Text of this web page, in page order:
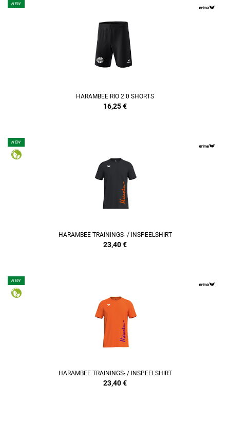
NEW
HARAMBEE RIO 2.0 SHORTS
16,25€
NEW
HARAMBEE TRAININGS- / INSPEELSHIRT
23,40€
NEW
HARAMBEE TRAININGS- / INSPEELSHIRT
23,40€